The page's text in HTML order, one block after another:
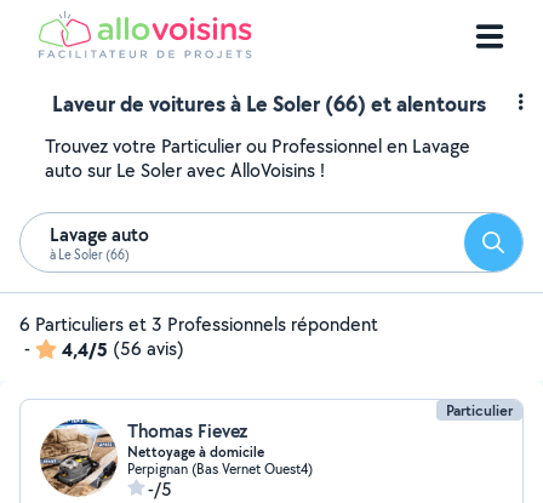
Laveur de voitures à Le Soler (66) et alentours
Trouvez votre Particulier ou Professionnel en Lavage
auto sur Le Soler avec AlloVoisins !
Lavage auto
à Le Soler (66)
6 Particuliers et 3 Professionnels répondent
-
4,4/5 (56 avis)
Particulier
Thomas Fievez
Nettoyage à domicile
Perpignan (Bas Vernet Ouest4)
-/5